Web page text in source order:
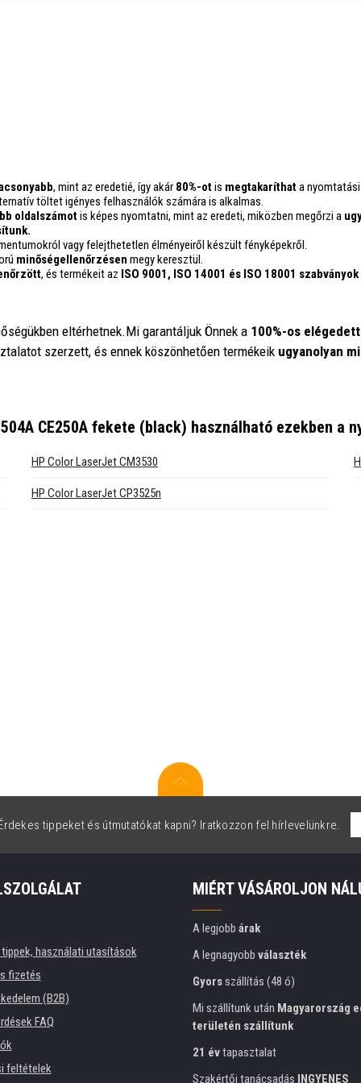
, mint az eredetié, így akár 80%-otis megtakaríthata
töltet igényes felhasználók számára is alkalmas.
oldalszámotis képes nyomtatni, mint az eredeti, miközben megőrzi a
vagy felejthetetlen élményeiről készült fényképekről.
minőségellenőrzésen megy keresztül.
, és termékeit az ISO 9001, ISO 14001 és ISO 18001 szabványok
eltérhetnek.Mi garantáljuk Önnek a 100%-os
szerzett, és ennek köszönhetően termékeik ugyanolyan
CE250A fekete (black) használható ezekben a
HP Color LaserJet CM3530
HP Color LaserJet CP3525n
tippeket és útmutatókat kapni? Iratkozzon fel hírlevelünkre.
használati utasítások
fizetés
(B2B)
FAQ
feltételek
MIÉRT VÁSÁROLJON
A legjobb árak
A legnagyobb választék
Gyorsszállítás (48 ó)
Mi szállítunk után Magyarország
területén szállítunk
21 évtapasztalat
Szakértői tanácsadás
INGYENES